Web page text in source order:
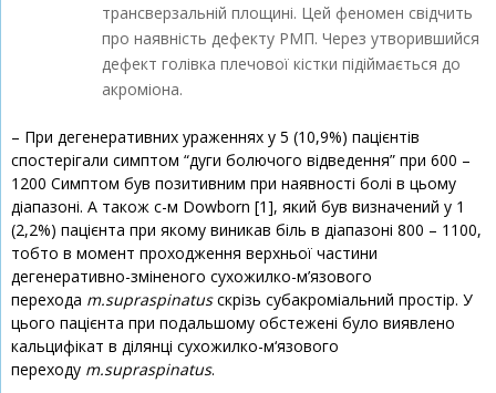
трансверзальній площині. Цей феномен свідчить
про наявність дефекту РМП. Через утворившийся
дефект голівка плечової кістки підіймається до
акроміона.
– При дегенеративних ураженнях у 5 (10,9%) пацієнтів
спостерігали симптом “дуги болючого відведення” при 600 –
1200 Симптом був позитивним при наявності болі в цьому
діапазоні. А також с-м Dowborn [1], який був визначений у 1
(2,2%) пацієнта при якому виникав біль в діапазоні 800 – 1100,
тобто в момент проходження верхньої частини
дегенеративно-зміненого сухожилко-м’язового
перехода m.supraspinatusскрізь субакроміальний простір. У
цього пацієнта при подальшому обстежені було виявлено
кальцифікат в ділянці сухожилко-м‘язового
переходу m.supraspinatus.